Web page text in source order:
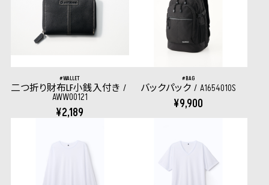
WALLET
二つ折り財布LF小銭入付き
AWW00121
¥2,189
BAG
バックパック A1654010S
¥9,900